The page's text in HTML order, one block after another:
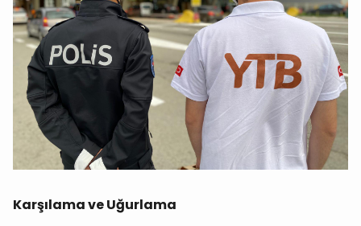
Karşılama ve Uğurlama